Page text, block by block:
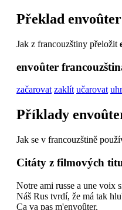
Překlad envoûter
Jak z francouzštiny přeložit
envoûter
začarovat zaklít učarovat
Příklady
Jak se v francouzštině
Citáty z filmových
Notre ami russe a une voix
Náš Rus tvrdí, že má tak
Ça va pas m'envoûter.